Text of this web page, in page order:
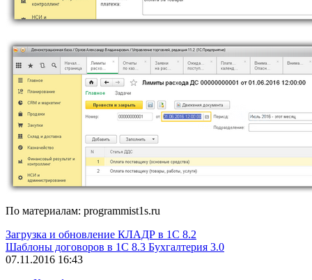
По материалам: programmist1s.ru
Загрузка и обновление КЛАДР в 1С 8.2
Шаблоны договоров в 1С 8.3 Бухгалтерия 3.0
07.11.2016 16:43